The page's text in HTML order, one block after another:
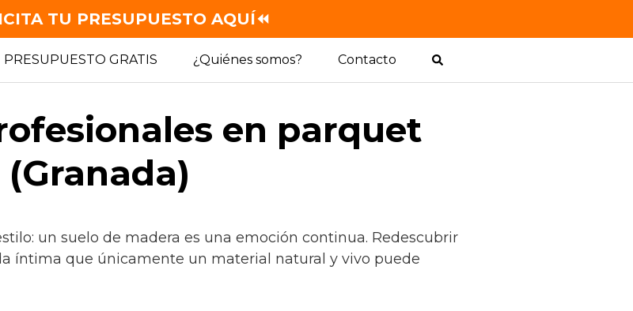
PRESUPUESTO GRATIS ¿Quiénes somos? Contacto
en parquet
un suelo de madera es una emoción continua. Redescubrir
íntima que únicamente un material natural y vivo puede
TU PRESUPUESTO AQUÍ⏪